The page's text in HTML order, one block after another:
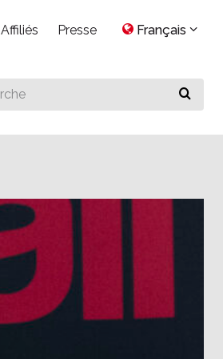
Affiliés Presse Français